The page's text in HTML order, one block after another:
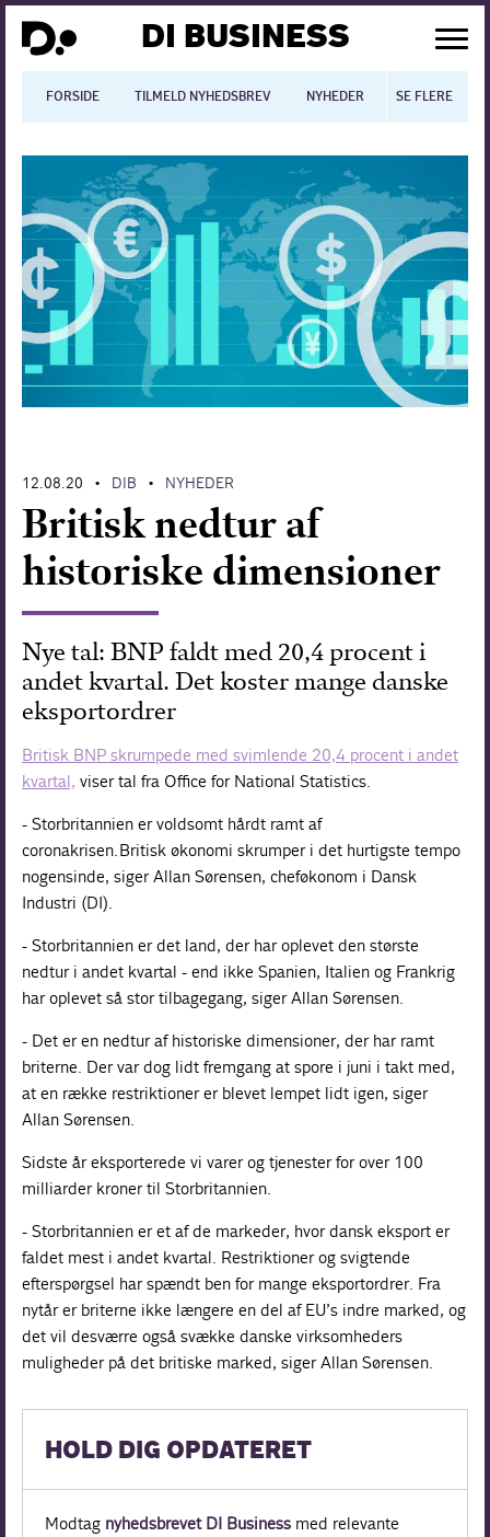
DI BUSINESS
FORSIDE TILMELD NYHEDSBREV NYHEDER BLOGS
SE FLERE
Dansk økonomi
Digitalisering
International økonomi
Arbejdsmiljø
Arbejdsmarkedet
Europapolitik
Forskning
12.08.20 • DIB • NYHEDER
Britisk nedtur af
historiske dimensioner
Nye tal: BNP faldt med 20,4 procent i
andet kvartal. Det koster mange danske
eksportordrer
Britisk BNP skrumpede med svimlende 20,4 procent i andet
kvartal, viser tal fra Office for National Statistics.
- Storbritannien er voldsomt hårdt ramt af
coronakrisen. Britisk økonomi skrumper i det hurtigste tempo
nogensinde, siger Allan Sørensen, cheføkonom i Dansk
Industri (DI).
- Storbritannien er det land, der har oplevet den største
nedtur i andet kvartal - end ikke Spanien, Italien og Frankrig
har oplevet så stor tilbagegang, siger Allan Sørensen.
- Det er en nedtur af historiske dimensioner, der har ramt
briterne. Der var dog lidt fremgang at spore i juni i takt med,
at en række restriktioner er blevet lempet lidt igen, siger
Allan Sørensen.
Sidste år eksporterede vi varer og tjenester for over 100
milliarder kroner til Storbritannien.
- Storbritannien er et af de markeder, hvor dansk eksport er
faldet mest i andet kvartal. Restriktioner og svigtende
efterspørgsel har spændt ben for mange eksportordrer. Fra
nytår er briterne ikke længere en del af EU’s indre marked, og
det vil desværre også svække danske virksomheders
muligheder på det britiske marked, siger Allan Sørensen.
HOLD DIG OPDATERET
Modtag nyhedsbrevet DI Business med relevante